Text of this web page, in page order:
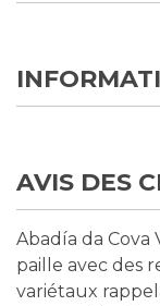
AVIS DES
Abadía da
paille avec des
variétaux